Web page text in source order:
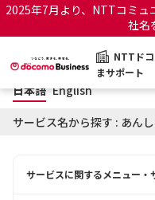
2025年7月より、NTTコミ
社名
NTTド
まサポート
NTTドコモビジネス
サポートトップ
日本語 English
サービスに関するメニュー・